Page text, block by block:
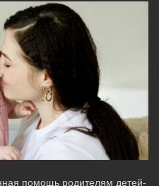
помощь родителям детей-